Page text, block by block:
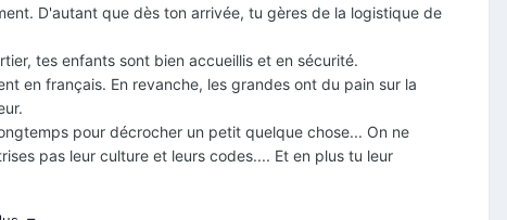
D'autant que dès ton arrivée, tu gères de la logistique de
tes enfants sont bien accueillis et en sécurité.
en français. En revanche, les grandes ont du pain sur la
pour décrocher un petit quelque chose... On ne
pas leur culture et leurs codes.... Et en plus tu leur